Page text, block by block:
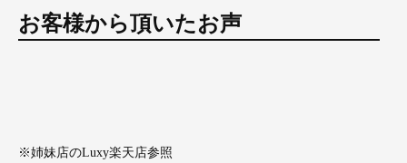
お客様から頂いたお声
※姉妹店のLuxy楽天店参照